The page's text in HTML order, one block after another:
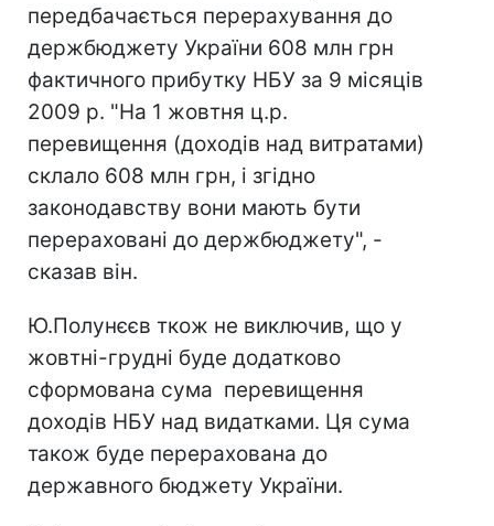
передбачається перерахування до
держбюджету України 608 млн грн
фактичного прибутку НБУ за 9 місяців
2009 р. "На 1 жовтня ц.р.
перевищення (доходів над витратами)
склало 608 млн грн, і згідно
законодавству вони мають бути
перераховані до держбюджету", -
сказав він.
Ю.Полунєєв ткож не виключив, що у
жовтні-грудні буде додатково
сформована сума перевищення
доходів НБУ над видатками. Ця сума
також буде перерахована до
державного бюджету України.